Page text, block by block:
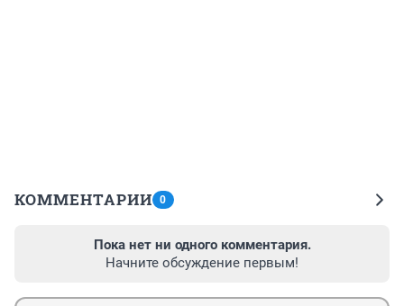
КОММЕНТАРИИ 0
Пока нет ни одного комментария.
Начните обсуждение первым!